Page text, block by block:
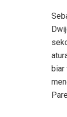
biar